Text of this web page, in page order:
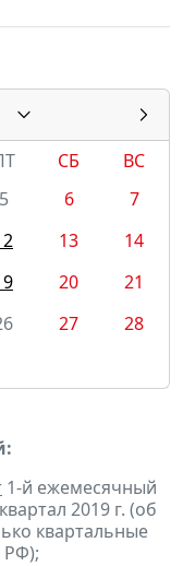
СБ
ВС
5 6
7
13
14
20
21
27
28
1-й ежемесячный
2019 г. (об
квартальные